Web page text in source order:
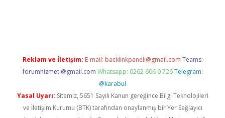
Reklam ve İletişim: E-mail: backlinkpaneli@gmail.com Teams:
forumhizmeti@gmail.com Whatsapp: 0262 606 0 726 Telegram:
@karabul
Yasal Uyarı: Sitemiz, 5651 Sayılı Kanun gereğince Bilgi Teknolojileri
ve İletişim Kurumu (BTK) tarafından onaylanmış bir Yer Sağlayıcı